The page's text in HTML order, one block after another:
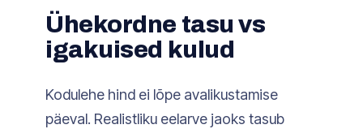
Ühekordne tasu vs
igakuised kulud
Kodulehe hind ei lõpe avalikustamise
päeval. Realistliku eelarve jaoks tasub